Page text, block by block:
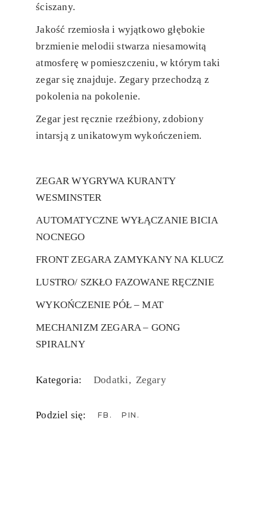
ściszany.
Jakość rzemiosła i wyjątkowo głębokie
brzmienie melodii stwarza niesamowitą
atmosferę w pomieszczeniu, w którym taki
zegar się znajduje. Zegary przechodzą z
pokolenia na pokolenie.
Zegar jest ręcznie rzeźbiony, zdobiony
intarsją z unikatowym wykończeniem.
ZEGAR WYGRYWA KURANTY
WESMINSTER
AUTOMATYCZNE WYŁĄCZANIE BICIA
NOCNEGO
FRONT ZEGARA ZAMYKANY NA KLUCZ
LUSTRO/ SZKŁO FAZOWANE RĘCZNIE
WYKOŃCZENIE PÓŁ – MAT
MECHANIZM ZEGARA – GONG
SPIRALNY
Kategoria: Dodatki Zegary
Podziel się: FB PIN